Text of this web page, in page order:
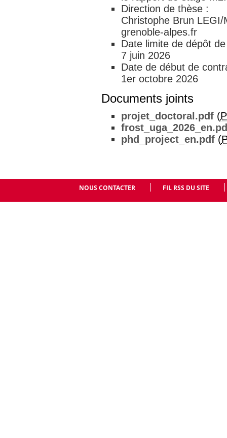
Direction de thèse :
Christophe Brun
grenoble-alpes.fr
Date limite de dépôt
7 juin 2026
Date de début de
1er octobre 2026
Documents joints
projet_doctoral.pdf (
phd_project_en.pdf (
NOUS CONTACTER FIL RSS DU SITE